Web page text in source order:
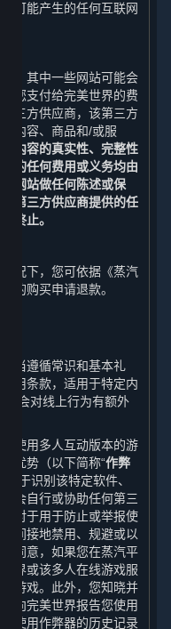
可能产生的任何互联网
。其中一些网站可能会
您支付给完美世界的费
三方供应商，该第三方
内容、商品和/或服
内容的真实性、完整性
的任何费用或义务均由
网站做任何陈述或保
第三方供应商提供的任
终止。
况下，您可依据《蒸汽
的购买申请退款。
当遵循常识和基本礼
用条款，适用于特定内
还会对线上行为有额外
使用多人互动版本的游
优势（以下简称“作弊
用于识别该特定软件、
会自行或协助任何第三
对于用于防止或举报使
间接地禁用、规避或以
同意，如果您在蒸汽平
界或该多人在线游戏服
游戏。此外，您知晓并
向完美世界报告您使用
使用作弊器的历史记录